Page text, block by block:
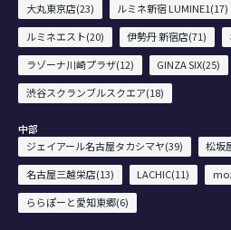
大丸東京店(23)
ルミネ新宿 LUMINE1(17)
ルミネエスト(20)
伊勢丹 新宿店(71)
ラゾーナ川崎プラザ(12)
GINZA SIX(25)
渋谷スクランブルスクエア(18)
中部
ジェイアール名古屋タカシマヤ(39)
松坂
名古屋三越栄店(13)
LACHIC(11)
ららぽーと愛知東郷(6)